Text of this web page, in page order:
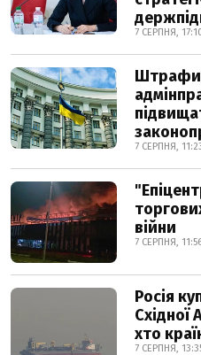
7 СЕРПНЯ,
Штрафи
7 СЕРПНЯ,
війни
7 СЕРПНЯ,
Росія
Східної
хто
7 СЕРПНЯ,